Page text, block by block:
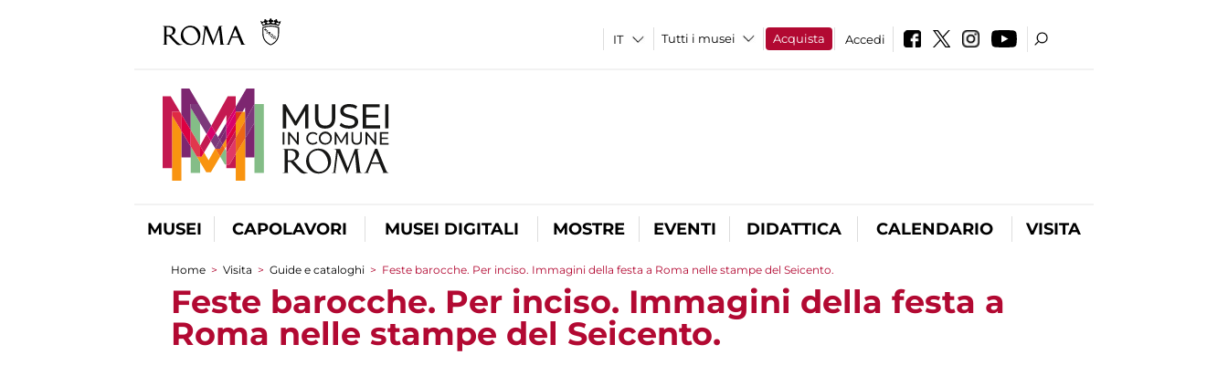
Tutti i musei Acquista Accedi
MUSEI CAPOLAVORI MUSEI DIGITALI MOSTRE EVENTI DIDATTICA CALENDARIO VISITA
Tu sei qui
Home > Visita > Guide e cataloghi > Feste barocche. Per inciso. Immagini della festa a Roma nelle stampe del Seicento.
Feste barocche. Per inciso. Immagini della festa a
Roma nelle stampe del Seicento.